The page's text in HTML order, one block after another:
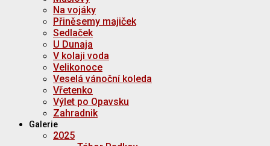
Na vojáky
Přiněsemy majiček
Sedlaček
U Dunaja
V kolaji voda
Velikonoce
Veselá vánoční koleda
Vřetenko
Výlet po Opavsku
Zahradnik
Galerie
2025